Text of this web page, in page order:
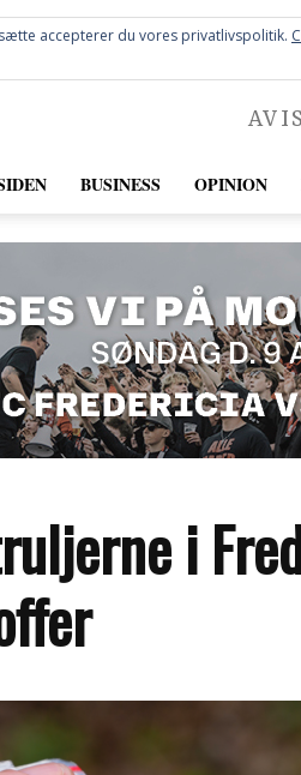
BUSINESS OPINION
i
accepterer du vores privatlivspolitik.